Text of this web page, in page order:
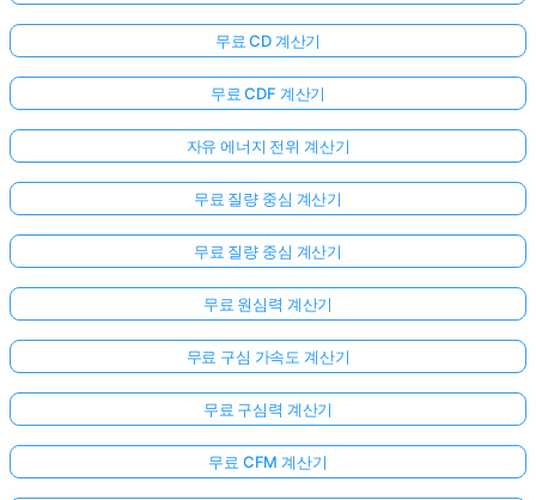
무료 CD 계산기
무료 CDF 계산기
자유 에너지 전위 계산기
무료 질량 중심 계산기
무료 질량 중심 계산기
무료 원심력 계산기
무료 구심 가속도 계산기
무료 구심력 계산기
무료 CFM 계산기